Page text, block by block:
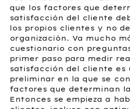
que los factores que
satisfacción del cliente
los propios clientes y no
organización. Va mucho
cuestionario con
primer paso para medir
satisfacción del cliente es
preliminar en la que se
factores que determinan
Entonces se empieza a